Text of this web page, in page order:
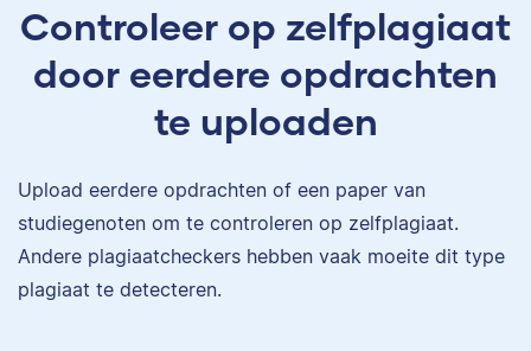
Controleer op zelfplagiaat
door eerdere opdrachten
te uploaden
Upload eerdere opdrachten of een paper van
studiegenoten om te controleren op zelfplagiaat.
Andere plagiaatcheckers hebben vaak moeite dit type
plagiaat te detecteren.